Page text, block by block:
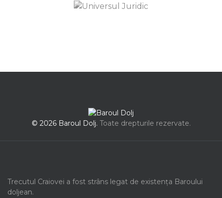
© 2026 Baroul Dolj. Toate drepturile rezervate.
Trecutul Craiovei a fost strâns legat de existența Baroului
doljean.